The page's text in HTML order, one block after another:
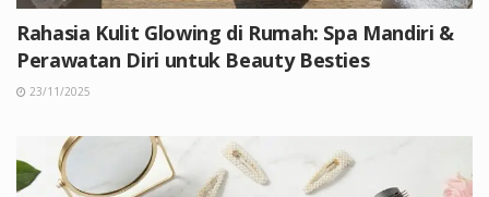
Rahasia Kulit Glowing di Rumah: Spa Mandiri &
Perawatan Diri untuk Beauty Besties
23/11/2025